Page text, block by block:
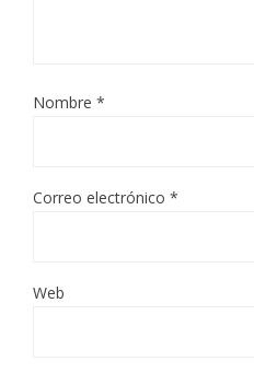
Nombre *
Correo electrónico *
Web